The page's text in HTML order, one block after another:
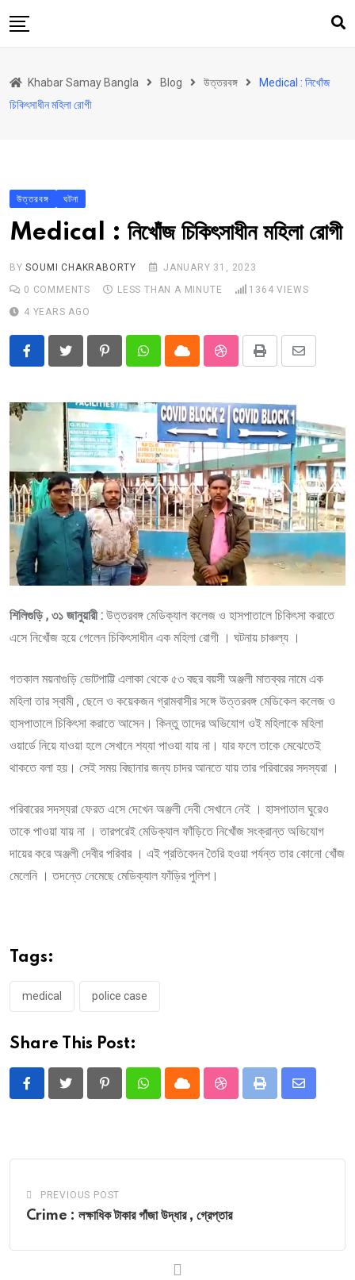
to
উত্তরবঙ্গ
আরও কিছু
Contact
Khabar Samay Bangla Blog উত্তরবঙ্গ
Medical : নিখোঁজ
চিকিৎসাধীন মহিলা রোগী
উত্তরবঙ্গ ঘটনা
Medical : নিখোঁজ চিকিৎসাধীন মহিলা রোগী
BYSOUMI CHAKRABORTY
JANUARY 31, 2023
0 COMMENTS LESS THAN A MINUTE 1364 VIEWS
4 YEARS AGO
PinterestWhatsappCloud StumbleUpon
Print
Share
শিলিগুড়ি , ৩১ জানুয়ারী : উত্তরবঙ্গ মেডিক্যাল কলেজ ও হাসপাতালে চিকিৎসা করাতে
এসে নিখোঁজ হয়ে গেলেন চিকিৎসাধীন এক মহিলা রোগী । ঘটনায় চাঞ্চল্য ।
গতকাল ময়নাগুড়ি ভোটপাট্টি এলাকা থেকে ৫৩ বছর বয়সী অঞ্জলী মাতব্বর নামে এক
মহিলা তার স্বামী , ছেলে ও কয়েকজন গ্রামবাসীর সঙ্গে উত্তরবঙ্গ মেডিকেল কলেজ ও
হাসপাতালে চিকিৎসা করাতে আসেন। কিন্তু তাদের অভিযোগ ওই মহিলাকে মহিলা
ওয়ার্ডে নিয়ে যাওয়া হলে সেখানে শয্যা পাওয়া যায় না। যার ফলে তাকে মেঝেতেই
থাকতে বলা হয়। সেই সময় বিছানার জন্য চাদর আনতে যায় তার পরিবারের সদস্যরা ।
পরিবারের সদস্যরা ফেরত এসে দেখেন অঞ্জলী দেবী সেখানে নেই । হাসপাতাল ঘুরেও
তাকে পাওয়া যায় না । তারপরেই মেডিক্যাল ফাঁড়িতে নিখোঁজ সংক্রান্ত অভিযোগ
দায়ের করে অঞ্জলী দেবীর পরিবার । এই প্রতিবেদন তৈরি হওয়া পর্যন্ত তার কোনো খোঁজ
মেলেনি । তদন্তে নেমেছে মেডিক্যাল ফাঁড়ির পুলিশ।
Tags:
medical police case
Share This Post:
PinterestWhatsappCloud StumbleUpon
Print
Share
PREVIOUS POST
Crime : লক্ষাধিক টাকার গাঁজা উদ্ধার , গ্রেপ্তার